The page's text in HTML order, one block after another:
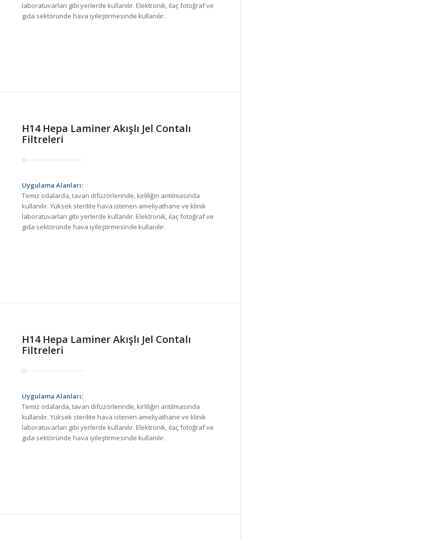
laboratuvarları gibi yerlerde kullanılır. Elektronik, ilaç fotoğraf ve
gıda sektöründe hava iyileştirmesinde kullanılır.
H14 Hepa Laminer Akışlı Jel Contalı
Filtreleri
Uygulama Alanları:
Temiz odalarda, tavan difüzörlerinde, kirliliğin arıtılmasında
kullanılır. Yüksek sterilite hava istenen ameliyathane ve klinik
laboratuvarları gibi yerlerde kullanılır. Elektronik, ilaç fotoğraf ve
gıda sektöründe hava iyileştirmesinde kullanılır.
H14 Hepa Laminer Akışlı Jel Contalı
Filtreleri
Uygulama Alanları:
Temiz odalarda, tavan difüzörlerinde, kirliliğin arıtılmasında
kullanılır. Yüksek sterilite hava istenen ameliyathane ve klinik
laboratuvarları gibi yerlerde kullanılır. Elektronik, ilaç fotoğraf ve
gıda sektöründe hava iyileştirmesinde kullanılır.